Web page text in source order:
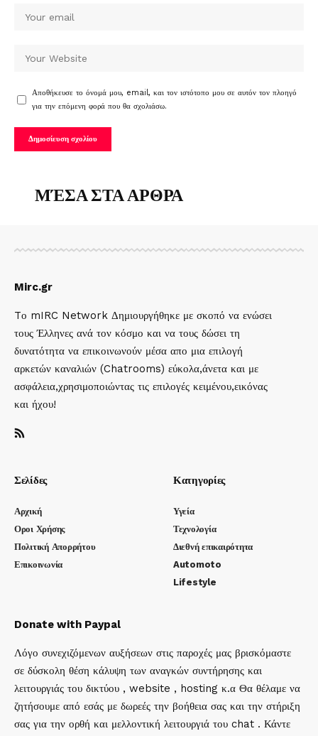
Αποθήκευσε το όνομά μου, email, και τον ιστότοπο μου σε αυτόν τον πλοηγό
για την επόμενη φορά που θα σχολιάσω.
ΜΈΣΑ ΣΤΑ ΑΡΘΡΑ
Mirc.gr
Tο mIRC Network Δημιουργήθηκε με σκοπό να ενώσει
τους Έλληνες ανά τον κόσμο και να τους δώσει τη
δυνατότητα να επικοινωνούν μέσα απο μια επιλογή
αρκετών καναλιών (Chatrooms) εύκολα,άνετα και με
ασφάλεια,χρησιμοποιώντας τις επιλογές κειμένου,εικόνας
και ήχου!
Σελίδες
Αρχική
Οροι Χρήσης
Πολιτική Απορρήτου
Επικοινωνία
Κατηγορίες
Υγεία
Τεχνολογία
Διεθνή επικαιρότητα
Automoto
Lifestyle
Donate with Paypal
Λόγο συνεχιζόμενων αυξήσεων στις παροχές μας βρισκόμαστε
σε δύσκολη θέση κάλυψη των αναγκών συντήρησης και
λειτουργιάς του δικτύου , website , hosting κ.α Θα θέλαμε να
ζητήσουμε από εσάς με δωρεές την βοήθεια σας και την στήριξη
σας για την ορθή και μελλοντική λειτουργιά του chat . Κάντε